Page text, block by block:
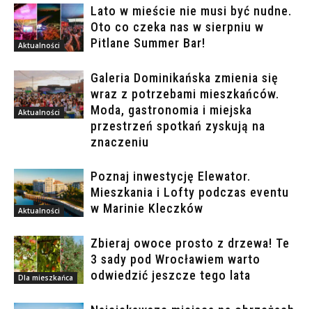
Aktualności
Lato w mieście nie musi być nudne.
Oto co czeka nas w sierpniu w
Pitlane Summer Bar!
Aktualności
Galeria Dominikańska zmienia się
wraz z potrzebami mieszkańców.
Moda, gastronomia i miejska
przestrzeń spotkań zyskują na
znaczeniu
Aktualności
Poznaj inwestycję Elewator.
Mieszkania i Lofty podczas eventu
w Marinie Kleczków
Dla mieszkańca
Zbieraj owoce prosto z drzewa! Te
3 sady pod Wrocławiem warto
odwiedzić jeszcze tego lata